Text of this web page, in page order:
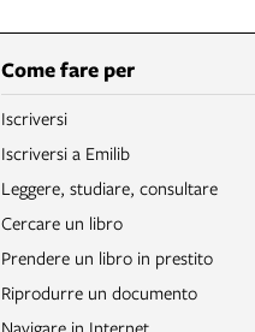
Come fare per
Iscriversi
Iscriversi a Emilib
Leggere, studiare, consultare
Cercare un libro
Prendere un libro in prestito
Riprodurre un documento
Navigare in Internet